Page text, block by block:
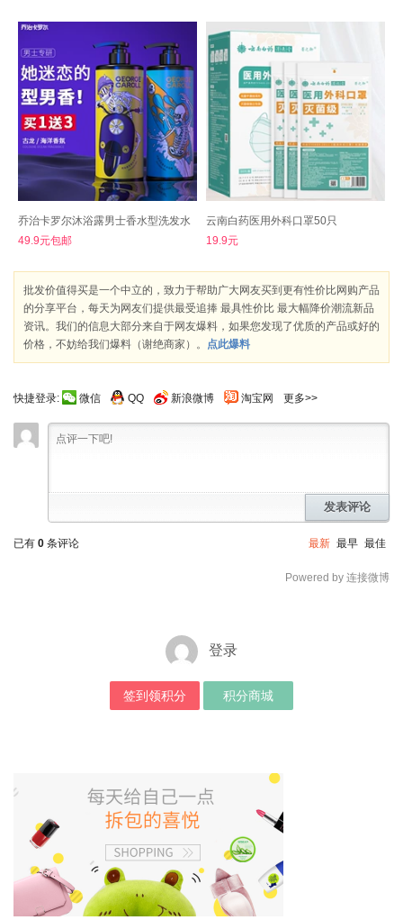
乔治卡罗尔沐浴露男士香水型洗发水
49.9元包邮
云南白药医用外科口罩50只
19.9元
批发价值得买是一个中立的，致力于帮助广大网友买到更有性价比网购产品
的分享平台，每天为网友们提供最受追捧 最具性价比 最大幅降价潮流新品
资讯。我们的信息大部分来自于网友爆料，如果您发现了优质的产品或好的
价格，不妨给我们爆料（谢绝商家）。 点此爆料
快捷登录: 微信 QQ 新浪微博 淘宝网 更多>>
发表评论
已有 0 条评论 最新 最早 最佳
Powered by 连接微博
登录
签到领积分 积分商城